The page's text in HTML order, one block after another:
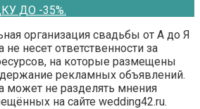
ДО -35%.
организация свадьбы от А до Я
несет ответственности за
на которые размещены
рекламных объявлений.
может не разделять мнения
на сайте wedding42.ru.